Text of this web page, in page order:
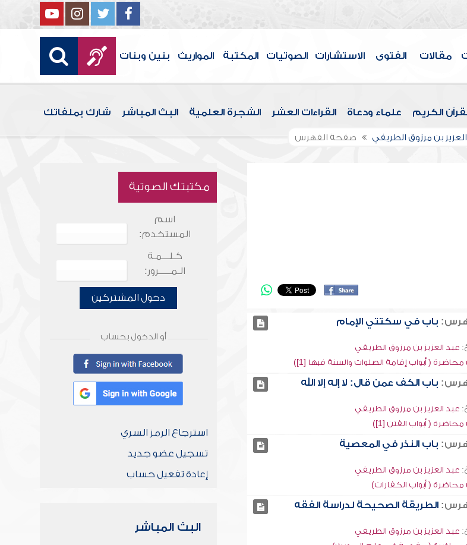
مقالات الفتوى الاستشارات الصوتيات المكتبة المواريث بنين وبنات
الكريم علماء ودعاة القراءات العشر الشجرة العلمية البث المباشر شارك بملفاتك
بن مرزوق الطريفي صفحة الفهرس
باب في سكتتي الإمام
عبد العزيز بن مرزوق الطريفي
( أبواب إقامة الصلوات والسنة فيها [1])
باب الكف عمن قال: لا إله إلا الله
عبد العزيز بن مرزوق الطريفي
( أبواب الفتن [1])
باب النذر في المعصية
عبد العزيز بن مرزوق الطريفي
( أبواب الكفارات)
الطريقة الصحيحة لدراسة الفقه
عبد العزيز بن مرزوق الطريفي
مكتبتك الصوتية
اسم
المستخدم:
كـلـــمـة
الـمـــــرور:
دخول المشتركين
أو الدخول بحساب
استرجاع الرمز السري
تسجيل عضو جديد
إعادة تفعيل حساب
البث المباشر